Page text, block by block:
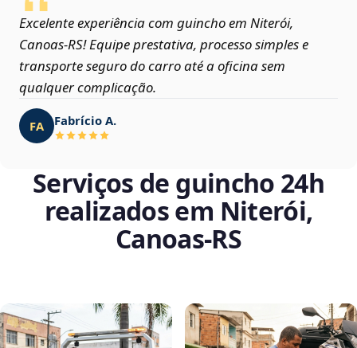
Excelente experiência com guincho em Niterói,
Canoas‑RS! Equipe prestativa, processo simples e
transporte seguro do carro até a oficina sem
qualquer complicação.
FA Fabrício A.
Serviços de guincho 24h
realizados em Niterói,
Canoas‑RS